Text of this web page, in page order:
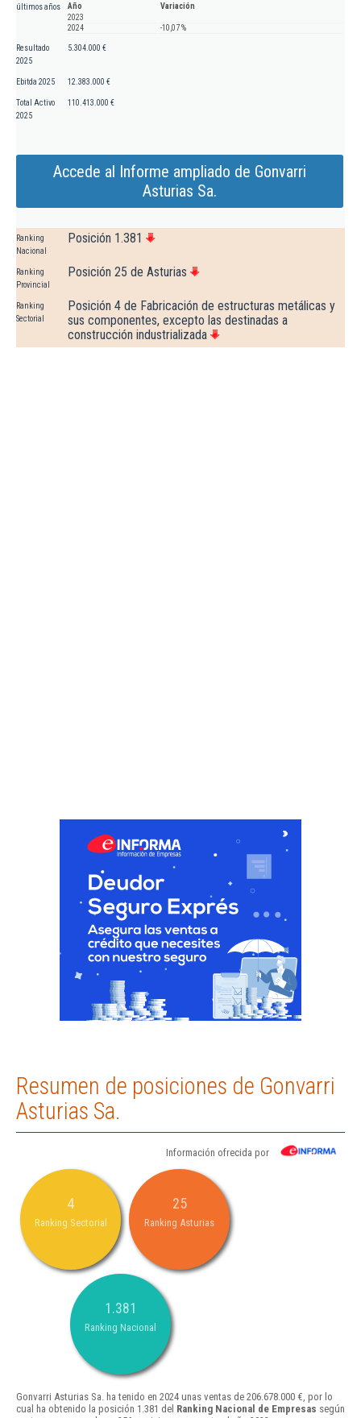
últimos años
Año
Variación
2023
2024
-10,07 %
Resultado
2025
5.304.000 €
Ebitda 2025 12.383.000 €
Total Activo
2025
110.413.000 €
Accede al Informe ampliado de Gonvarri
Asturias Sa.
Ranking
Nacional
Posición 1.381
Ranking
Provincial
Posición 25 de Asturias
Ranking
Sectorial
Posición 4 de Fabricación de estructuras metálicas y
sus componentes, excepto las destinadas a
construcción industrializada
Resumen de posiciones de Gonvarri
Asturias Sa.
Información ofrecida por
4
Ranking Sectorial
25
Ranking Asturias
1.381
Ranking Nacional
Gonvarri Asturias Sa. ha tenido en 2024 unas ventas de 206.678.000 €, por lo
cual ha obtenido la posición 1.381 del Ranking Nacional de Empresas según